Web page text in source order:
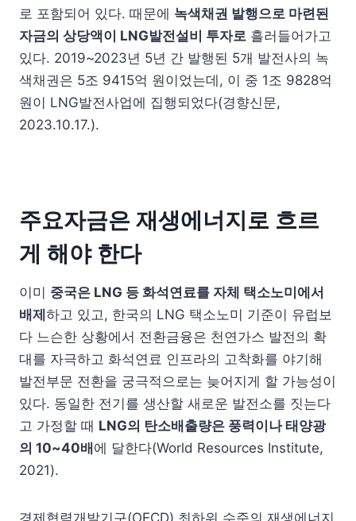
로 포함되어 있다. 때문에 녹색채권 발행으로 마련된
자금의 상당액이 LNG발전설비 투자로 흘러들어가고
있다. 2019~2023년 5년 간 발행된 5개 발전사의 녹
색채권은 5조 9415억 원이었는데, 이 중 1조 9828억
원이 LNG발전사업에 집행되었다(경향신문,
2023.10.17.).
주요자금은 재생에너지로 흐르
게 해야 한다
이미 중국은 LNG 등 화석연료를 자체 택소노미에서
배제하고 있고, 한국의 LNG 택소노미 기준이 유럽보
다 느슨한 상황에서 전환금융은 천연가스 발전의 확
대를 자극하고 화석연료 인프라의 고착화를 야기해
발전부문 전환을 궁극적으로는 늦어지게 할 가능성이
있다. 동일한 전기를 생산할 새로운 발전소를 짓는다
고 가정할 때 LNG의 탄소배출량은 풍력이나 태양광
의 10~40배에 달한다(World Resources Institute,
2021).
경제협력개발기구(OECD) 최하위 수준의 재생에너지